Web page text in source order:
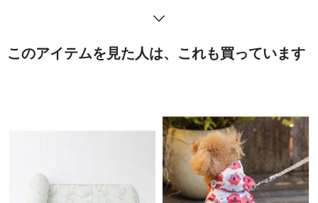
このアイテムを見た人は、これも買っています